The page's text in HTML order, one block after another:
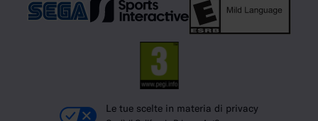
Le tue scelte in materia di privacy